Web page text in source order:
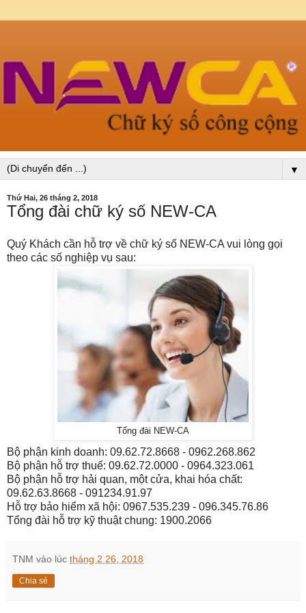
▼
Thứ Hai, 26 tháng 2, 2018
Tổng đài chữ ký số NEW-CA
Quý Khách cần hỗ trợ về chữ ký số NEW-CA vui lòng gọi
theo các số nghiệp vụ sau:
Tổng đài NEW-CA
Bộ phận kinh doanh: 09.62.72.8668 - 0962.268.862
Bộ phận hỗ trợ thuế: 09.62.72.0000 - 0964.323.061
Bộ phận hỗ trợ hải quan, một cửa, khai hóa chất:
09.62.63.8668 - 091234.91.97
Hỗ trợ bảo hiểm xã hội: 0967.535.239 - 096.345.76.86
Tổng đài hỗ trợ kỹ thuật chung: 1900.2066
TNM vào lúc tháng 2 26, 2018
Chia sẻ